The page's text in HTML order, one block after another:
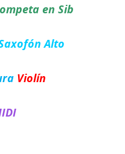
en Sib
Alto
Violín